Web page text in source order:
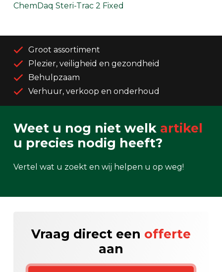
ChemDaq Steri-Trac 2 Fixed
Groot assortiment
Plezier, veiligheid en gezondheid
Behulpzaam
Verhuur, verkoop en onderhoud
Weet u nog niet welk artikel
u precies nodig heeft?
Vertel wat u zoekt en wij helpen u op weg!
Vraag direct een offerte
aan